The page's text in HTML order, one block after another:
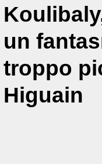
un
troppo
Higuain